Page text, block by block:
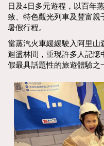
日及4日多元遊程，以百年
致、特色觀光列車及豐富親
暑假行程。
當蒸汽火車緩緩駛入阿里山
迴盪林間，重現許多人記憶
假最具話題性的旅遊體驗之